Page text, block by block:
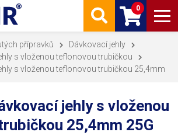
0
přípravků
Dávkovací jehly
s vloženou teflonovou trubičkou
s vloženou teflonovou trubičkou 25,4mm
jehly s vloženou
25,4mm 25G